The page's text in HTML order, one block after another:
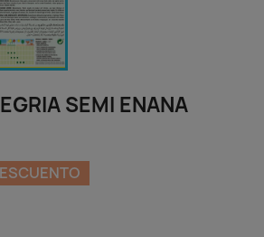
SEMI ENANA